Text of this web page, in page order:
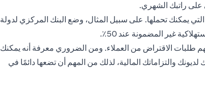
على راتبك الشهري.
يمكنك تحملها. على سبيل المثال، وضع البنك المركزي لدولة
غير المضمونة عند 50٪.
طلبات الاقتراض من العملاء. ومن الضروري معرفة أنه يمكنك
والتزاماتك المالية، لذلك من المهم أن تضعها دائمًا في